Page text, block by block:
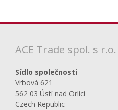
ACE Trade spol. s r.o.
Sídlo společnosti
Vrbová 621
562 03 Ústí nad Orlicí
Czech Republic